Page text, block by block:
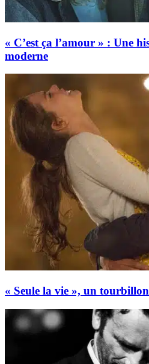
« C’est ça l’amour » : Une
moderne
« Seule la vie », un